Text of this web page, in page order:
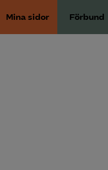
Mina sidor Förbund